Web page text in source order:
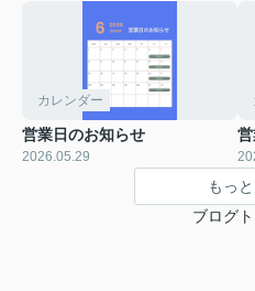
カレンダー
営業日のお知らせ
2026.05.29
もっ
ブログ